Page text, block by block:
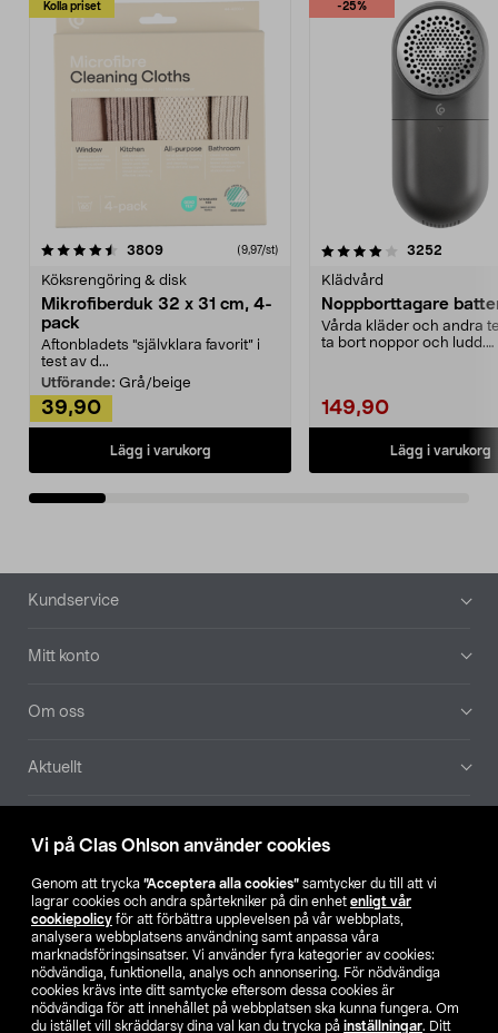
Vi på Clas Ohlson använder cookies
Genom att trycka ”Acceptera alla cookies” samtycker du till att vi
lagrar cookies och andra spårtekniker på din enhet enligt vår
cookiepolicy för att förbättra upplevelsen på vår webbplats,
analysera webbplatsens användning samt anpassa våra
marknadsföringsinsatser. Vi använder fyra kategorier av cookies:
nödvändiga, funktionella, analys och annonsering. För nödvändiga
cookies krävs inte ditt samtycke eftersom dessa cookies är
nödvändiga för att innehållet på webbplatsen ska kunna fungera. Om
du istället vill skräddarsy dina val kan du trycka på inställningar. Ditt
Kolla priset
3809recensioner (9,97/st)
Köksrengöring & disk
Mikrofiberduk 32 x 31 cm, 4-
pack
Aftonbladets "självklara favorit” i
test av d...
Utförande: Grå/beige
39,90
Lägg i varukorg
-25%
4.0av 5 stjärnor 3252
Klädvård
Noppborttagare
Vårda kläder och andra
ta bort noppor och ludd.
149,90
Lägg i varukorg
4.5av 5 stjärnor
Sidfot
Kundservice
Mitt konto
Om oss
Aktuellt
Hitta butik
SE NO FI